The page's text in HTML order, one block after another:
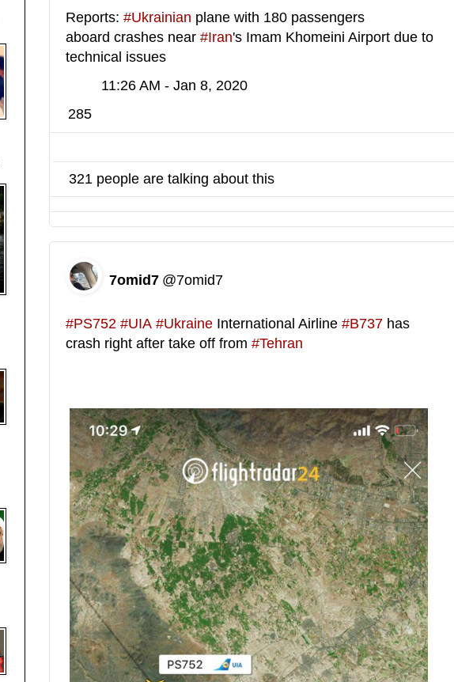
Reports: #Ukrainian plane with 180 passengers
aboard crashes near #Iran's Imam Khomeini Airport due to
technical issues
285
11:26 AM - Jan 8, 2020
t
A
d
321 people are talking about this
7omid7 @7omid7
#PS752 #UIA #Ukraine International Airline #B737 has
crash right after take off from #Tehran